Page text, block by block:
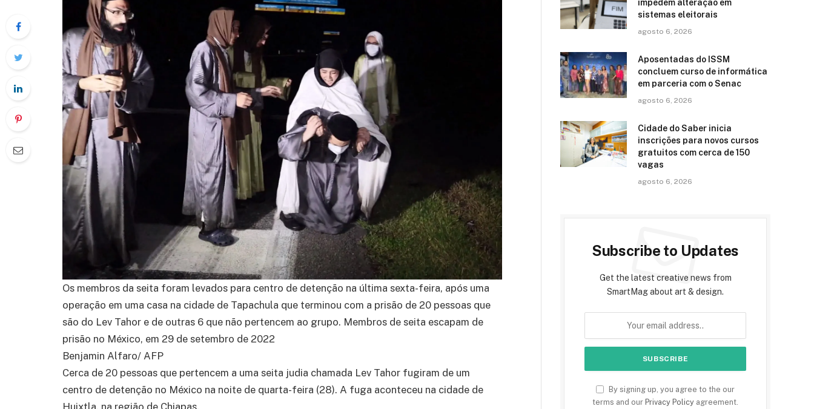
Os membros da seita foram levados para centro de detenção na última sexta-feira, após uma
operação em uma casa na cidade de Tapachula que terminou com a prisão de 20 pessoas que
são do Lev Tahor e de outras 6 que não pertencem ao grupo. Membros de seita escapam de
prisão no México, em 29 de setembro de 2022
Benjamin Alfaro/ AFP
Cerca de 20 pessoas que pertencem a uma seita judia chamada Lev Tahor fugiram de um
centro de detenção no México na noite de quarta-feira (28). A fuga aconteceu na cidade de
impedem alteração em
sistemas eleitorais
agosto 6, 2026
Aposentadas do ISSM
concluem curso de informática
em parceria com o Senac
agosto 6, 2026
Cidade do Saber inicia
inscrições para novos cursos
gratuitos com cerca de 150
vagas
agosto 6, 2026
Subscribe to Updates
Get the latest creative news from
SmartMag about art & design.
By signing up, you agree to the our
terms and our Privacy Policy agreement.